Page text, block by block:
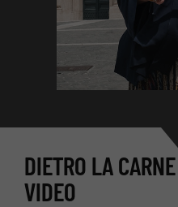
DIETRO LA
VIDEO